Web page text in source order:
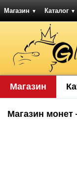
Магазин ▼ Каталог ▼
Магазин
Магазин